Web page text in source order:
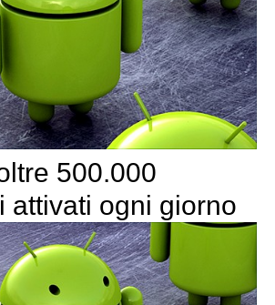
500.000
attivati ogni giorno